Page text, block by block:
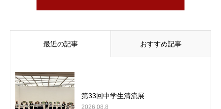
最近の記事 おすすめ記事
第33回中学生清流展
2026.08.8